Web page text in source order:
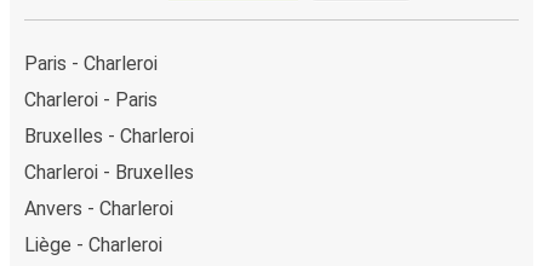
Paris - Charleroi
Charleroi - Paris
Bruxelles - Charleroi
Charleroi - Bruxelles
Anvers - Charleroi
Liège - Charleroi